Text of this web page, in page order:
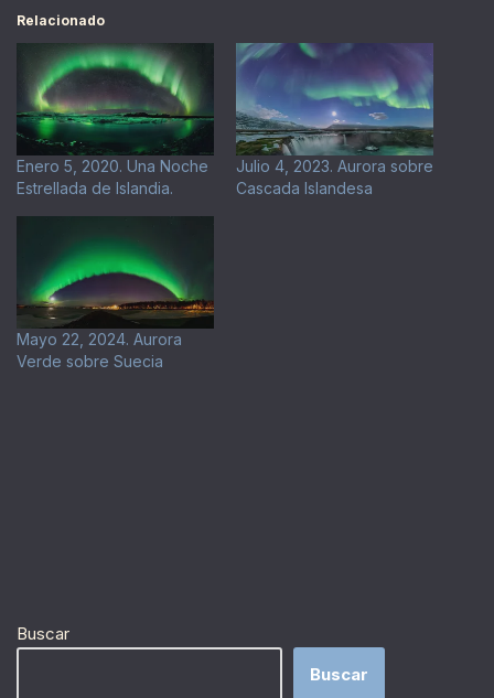
Relacionado
Enero 5, 2020. Una Noche
Estrellada de Islandia.
Julio 4, 2023. Aurora sobre
Cascada Islandesa
Mayo 22, 2024. Aurora
Verde sobre Suecia
Buscar
Buscar